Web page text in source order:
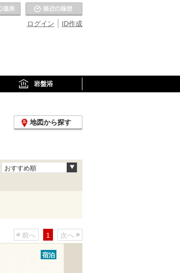
ID作成
ログイン
お気に入りの温泉
岩盤浴
地図から探す
おすすめ順
前へ 1 次へ
宿泊